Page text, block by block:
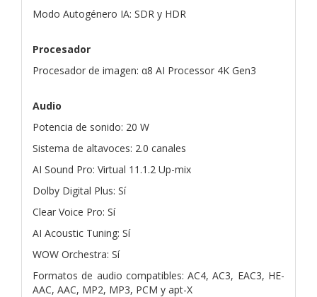
Modo Autogénero IA: SDR y HDR
Procesador
Procesador de imagen: α8 AI Processor 4K Gen3
Audio
Potencia de sonido: 20 W
Sistema de altavoces: 2.0 canales
AI Sound Pro: Virtual 11.1.2 Up-mix
Dolby Digital Plus: Sí
Clear Voice Pro: Sí
AI Acoustic Tuning: Sí
WOW Orchestra: Sí
Formatos de audio compatibles: AC4, AC3, EAC3, HE-
AAC, AAC, MP2, MP3, PCM y apt-X